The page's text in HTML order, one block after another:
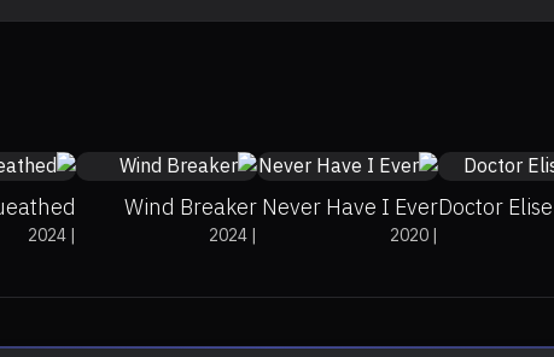
Doctor
Never Have I Ever
|
2020
Wind Breaker
|
2024
|
2024